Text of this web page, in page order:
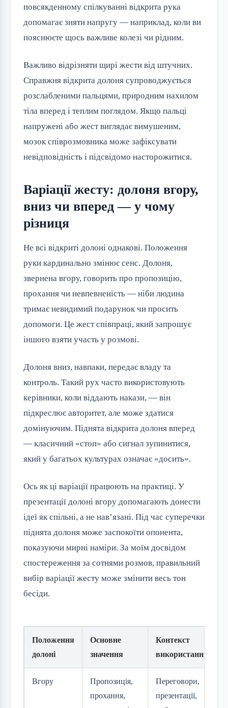
повсякденному спілкуванні відкрита рука
допомагає зняти напругу — наприклад, коли ви
пояснюєте щось важливе колезі чи рідним.
Важливо відрізняти щирі жести від штучних.
Справжня відкрита долоня супроводжується
розслабленими пальцями, природним нахилом
тіла вперед і теплим поглядом. Якщо пальці
напружені або жест виглядає вимушеним,
мозок співрозмовника може зафіксувати
невідповідність і підсвідомо насторожитися.
Варіації жесту: долоня вгору,
вниз чи вперед — у чому
різниця
Не всі відкриті долоні однакові. Положення
руки кардинально змінює сенс. Долоня,
звернена вгору, говорить про пропозицію,
прохання чи невпевненість — ніби людина
тримає невидимий подарунок чи просить
допомоги. Це жест співпраці, який запрошує
іншого взяти участь у розмові.
Долоня вниз, навпаки, передає владу та
контроль. Такий рух часто використовують
керівники, коли віддають накази, — він
підкреслює авторитет, але може здатися
домінуючим. Піднята відкрита долоня вперед
— класичний «стоп» або сигнал зупинитися,
який у багатьох культурах означає «досить».
Ось як ці варіації працюють на практиці. У
презентації долоні вгору допомагають донести
ідеї як спільні, а не нав’язані. Під час суперечки
піднята долоня може заспокоїти опонента,
показуючи мирні наміри. За моїм досвідом
спостереження за сотнями розмов, правильний
вибір варіації жесту може змінити весь тон
бесіди.
Положення
долоні
Основне
значення
Контекст
використання
Вгору
Пропозиція,
прохання,
Переговори,
презентації,